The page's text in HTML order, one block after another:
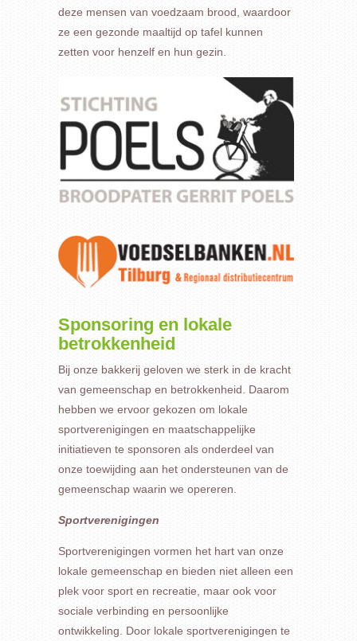
deze mensen van voedzaam brood, waardoor
ze een gezonde maaltijd op tafel kunnen
zetten voor henzelf en hun gezin.
Sponsoring en lokale
betrokkenheid
Bij onze bakkerij geloven we sterk in de kracht
van gemeenschap en betrokkenheid. Daarom
hebben we ervoor gekozen om lokale
sportverenigingen en maatschappelijke
initiatieven te sponsoren als onderdeel van
onze toewijding aan het ondersteunen van de
gemeenschap waarin we opereren.
Sportverenigingen
Sportverenigingen vormen het hart van onze
lokale gemeenschap en bieden niet alleen een
plek voor sport en recreatie, maar ook voor
sociale verbinding en persoonlijke
ontwikkeling. Door lokale sportverenigingen te